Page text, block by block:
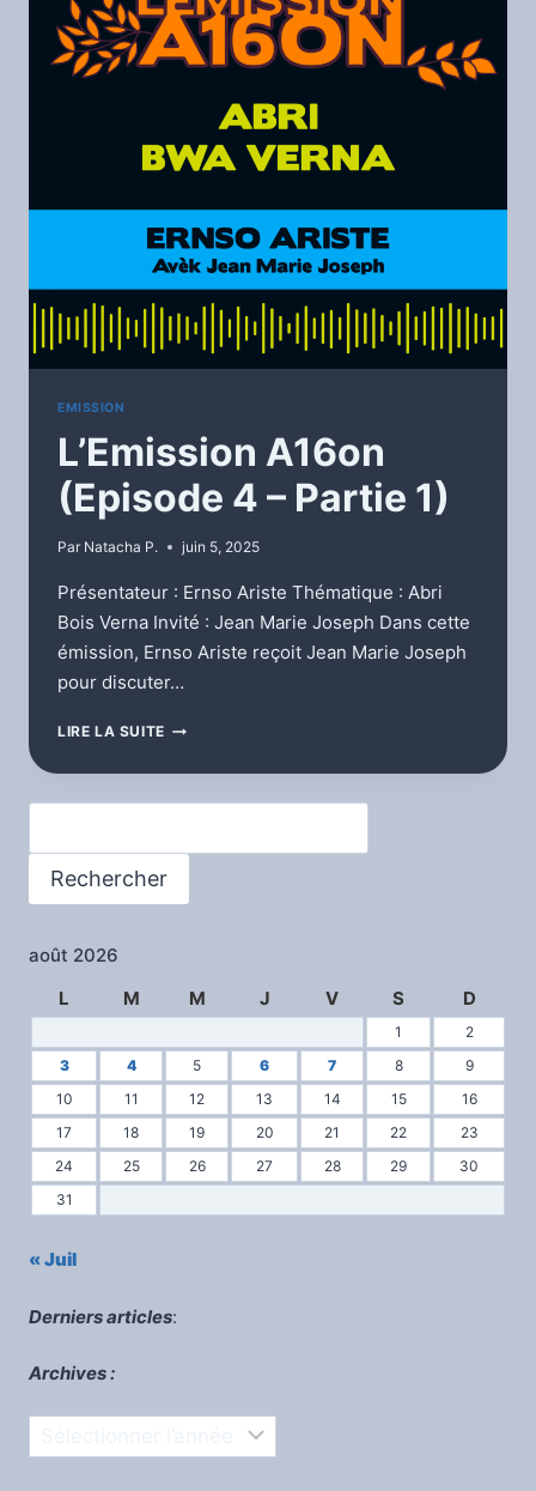
EMISSION
L’Emission A16on
(Episode 4 – Partie 1)
Par Natacha P. juin 5, 2025
Présentateur : Ernso Ariste Thématique : Abri
Bois Verna Invité : Jean Marie Joseph Dans cette
émission, Ernso Ariste reçoit Jean Marie Joseph
pour discuter…
LIRE LA SUITE L’EMISSION
(EPISODE
1)
Rechercher
août 2026
L
M M J V S D
1
2
3
4 5 6 7 8
9
10
11 12 13 14 15
16
17
18 19 20 21 22
23
24
25 26 27 28 29
30
31
« Juil
Derniers articles:
Archives :